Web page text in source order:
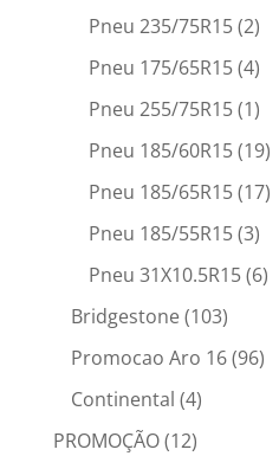
Pneu 235/75R15(2)
Pneu 175/65R15(4)
Pneu 255/75R15(1)
Pneu 185/60R15(19)
Pneu 185/65R15(17)
Pneu 185/55R15(3)
Pneu 31X10.5R15(6)
Bridgestone(103)
Promocao Aro 16(96)
Continental (4)
PROMOÇÃO(12)